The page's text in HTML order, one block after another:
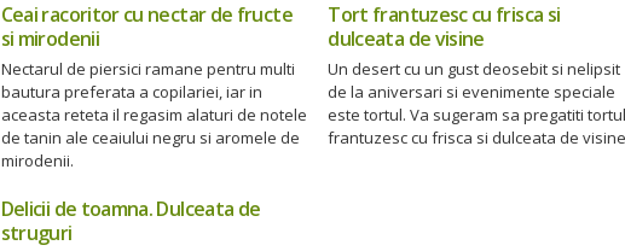
Ceai racoritor cu nectar de fructe
si mirodenii
Nectarul de piersici ramane pentru multi
bautura preferata a copilariei, iar in
aceasta reteta il regasim alaturi de notele
de tanin ale ceaiului negru si aromele de
mirodenii.
Tort frantuzesc cu frisca si
dulceata de visine
Un desert cu un gust deosebit si nelipsit
de la aniversari si evenimente speciale
este tortul. Va sugeram sa pregatiti
frantuzesc cu frisca si dulceata de
Delicii de toamna. Dulceata de
struguri